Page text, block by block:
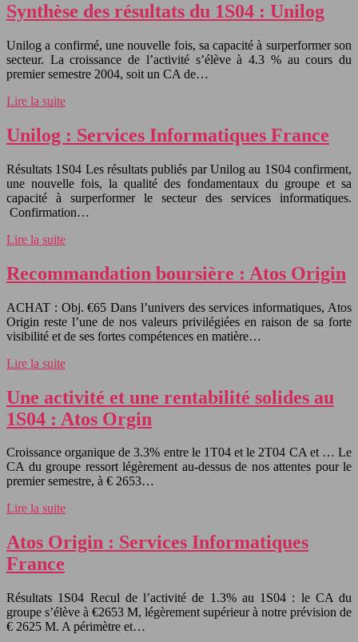
Synthèse des résultats du 1S04 : Unilog
Unilog a confirmé, une nouvelle fois, sa capacité à surperformer son
secteur. La croissance de l’activité s’élève à 4.3 % au cours du
premier semestre 2004, soit un CA de…
Lire la suite
Unilog : Services Informatiques France
Résultats 1S04 Les résultats publiés par Unilog au 1S04 confirment,
une nouvelle fois, la qualité des fondamentaux du groupe et sa
capacité à surperformer le secteur des services informatiques.
Confirmation…
Lire la suite
Recommandation boursière : Atos Origin
ACHAT : Obj. €65 Dans l’univers des services informatiques, Atos
Origin reste l’une de nos valeurs privilégiées en raison de sa forte
visibilité et de ses fortes compétences en matière…
Lire la suite
Une activité et une rentabilité solides au
1S04 : Atos Orgin
Croissance organique de 3.3% entre le 1T04 et le 2T04 CA et … Le
CA du groupe ressort légèrement au-dessus de nos attentes pour le
premier semestre, à € 2653…
Lire la suite
Atos Origin : Services Informatiques
France
Résultats 1S04 Recul de l’activité de 1.3% au 1S04 : le CA du
groupe s’élève à €2653 M, légèrement supérieur à notre prévision de
€ 2625 M. A périmètre et…